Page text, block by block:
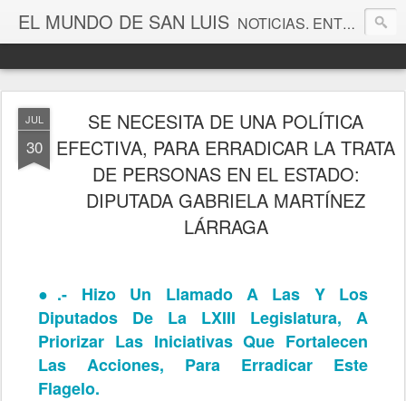
EL MUNDO DE SAN LUIS NOTICIAS. ENTRETENIMIENTO. EDITORIALES. CANAL DE VÍDEOS. GALERÍA DE FOTOGRAFÍAS.
JUL
30
SE NECESITA DE UNA POLÍTICA
EFECTIVA, PARA ERRADICAR LA TRATA
DE PERSONAS EN EL ESTADO:
DIPUTADA GABRIELA MARTÍNEZ
LÁRRAGA
●.- Hizo Un Llamado A Las Y Los
Diputados De La LXIII Legislatura, A
Priorizar Las Iniciativas Que Fortalecen
Las Acciones, Para Erradicar Este
Flagelo.